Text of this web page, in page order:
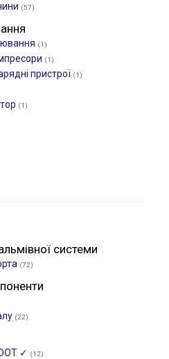
(57)
(1)
(1)
пристрої (1)
(1)
системи
(72)
(22)
✓ (12)